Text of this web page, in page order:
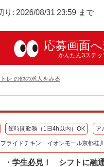
り: 2026/08/31 23:59 まで
応募画面
かんたん3ステッ
レ の他の求人をみる
短時間勤務（1日4h以内）OK ア
ライドチキン イオンモール京都桂
・学生必見！ シフトに融